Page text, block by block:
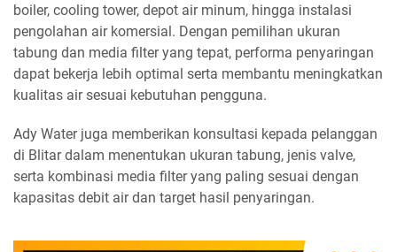
boiler, cooling tower, depot air minum, hingga instalasi
pengolahan air komersial. Dengan pemilihan ukuran
tabung dan media filter yang tepat, performa penyaringan
dapat bekerja lebih optimal serta membantu meningkatkan
kualitas air sesuai kebutuhan pengguna.
Ady Water juga memberikan konsultasi kepada pelanggan
di Blitar dalam menentukan ukuran tabung, jenis valve,
serta kombinasi media filter yang paling sesuai dengan
kapasitas debit air dan target hasil penyaringan.